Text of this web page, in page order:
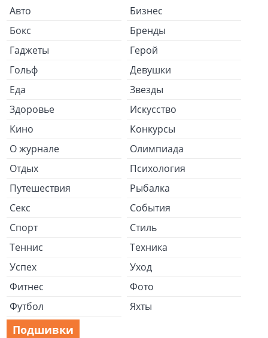
Авто
Бизнес
Бокс
Бренды
Гаджеты
Герой
Гольф
Девушки
Еда
Звезды
Здоровье
Искусство
Кино
Конкурсы
О журнале
Олимпиада
Отдых
Психология
Путешествия
Рыбалка
Секс
События
Спорт
Стиль
Теннис
Техника
Успех
Уход
Фитнес
Фото
Футбол
Яхты
Подшивки